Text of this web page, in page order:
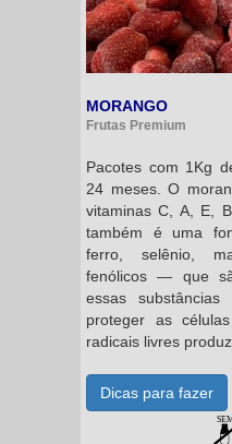
MORANGO
Frutas Premium
Pacotes com 1Kg
24 meses. O
vitaminas C, A, E,
também é uma
ferro, selênio,
fenólicos — que
essas
proteger as
radicais livres
Dicas para fazer